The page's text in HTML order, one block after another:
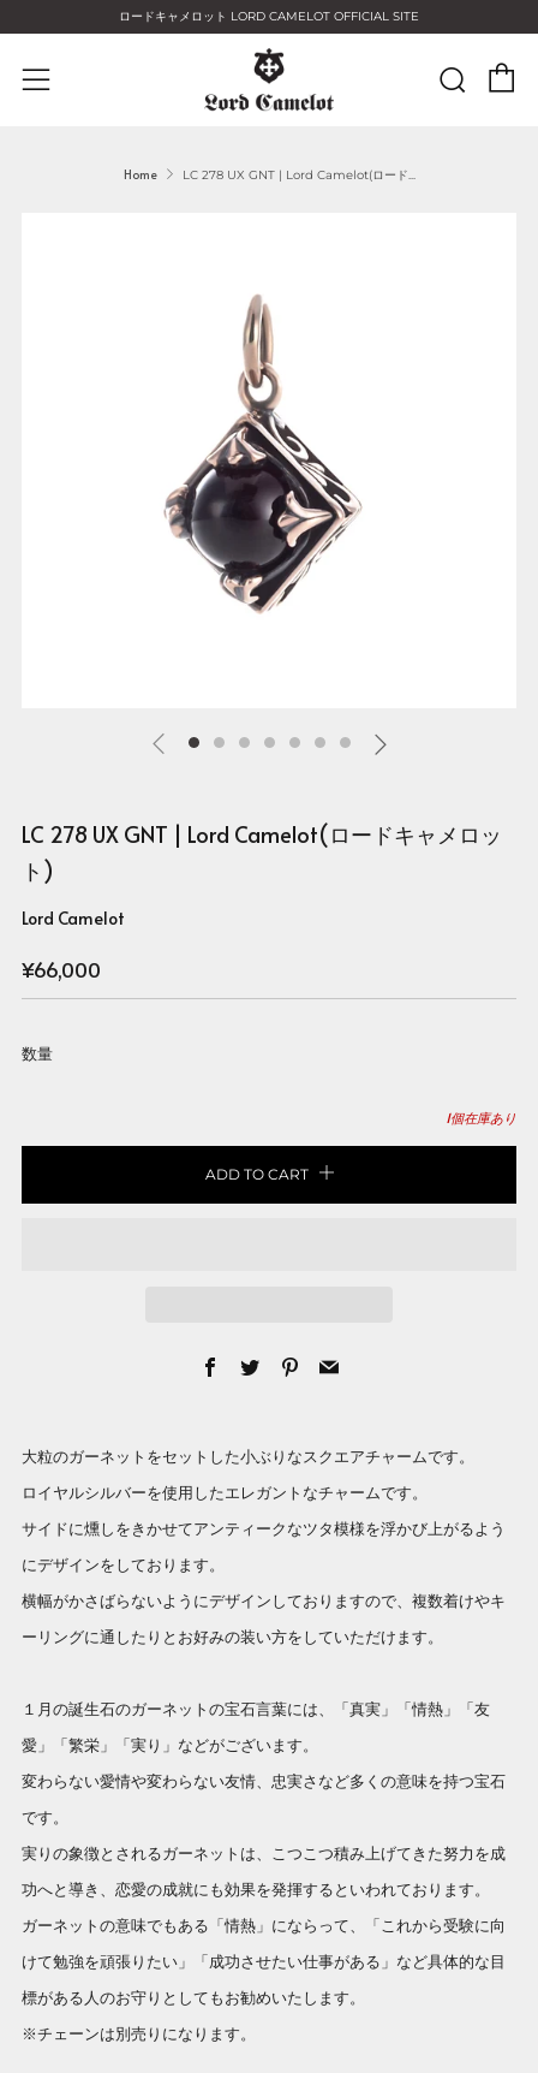
ロードキャメロット LORD CAMELOT OFFICIAL SITE
Menu
Home LC 278 UX GNT | Lord Camelot(ロード...
LC 278 UX GNT | Lord Camelot(ロードキャメロッ
ト)
Lord Camelot
Regular
price
¥66,000
数量
1個在庫あり
ADD TO CART
Facebook
TwitterPinterest
Email
大粒のガーネットをセットした小ぶりなスクエアチャームです。
ロイヤルシルバーを使用したエレガントなチャームです。
サイドに燻しをきかせてアンティークなツタ模様を浮かび上がるよう
にデザインをしております。
横幅がかさばらないようにデザインしておりますので、複数着けやキ
ーリングに通したりとお好みの装い方をしていただけます。
１月の誕生石のガーネットの宝石言葉には、「真実」「情熱」「友
愛」「繁栄」「実り」などがございます。
変わらない愛情や変わらない友情、忠実さなど多くの意味を持つ宝石
です。
実りの象徴とされるガーネットは、こつこつ積み上げてきた努力を成
功へと導き、恋愛の成就にも効果を発揮するといわれております。
ガーネットの意味でもある「情熱」にならって、「これから受験に向
けて勉強を頑張りたい」「成功させたい仕事がある」など具体的な目
標がある人のお守りとしてもお勧めいたします。
※チェーンは別売りになります。